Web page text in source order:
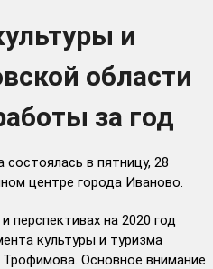
и
области
за год
в пятницу, 28
центре города Иваново.
перспективах на 2020 год
культуры и туризма
Основное внимание